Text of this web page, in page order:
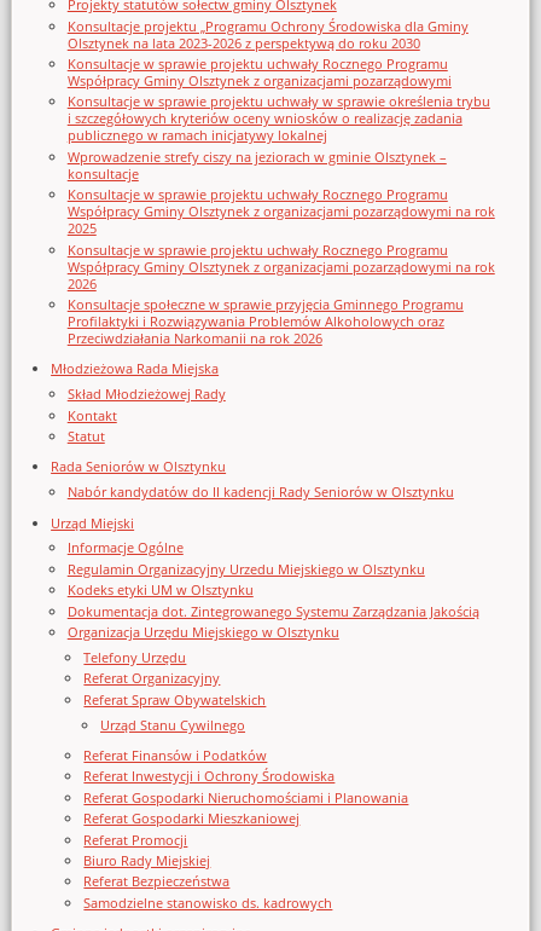
Projekty statutów sołectw gminy Olsztynek
Konsultacje projektu „Programu Ochrony Środowiska dla Gminy
Olsztynek na lata 2023-2026 z perspektywą do roku 2030
Konsultacje w sprawie projektu uchwały Rocznego Programu
Współpracy Gminy Olsztynek z organizacjami pozarządowymi
Konsultacje w sprawie projektu uchwały w sprawie określenia trybu
i szczegółowych kryteriów oceny wniosków o realizację zadania
publicznego w ramach inicjatywy lokalnej
Wprowadzenie strefy ciszy na jeziorach w gminie Olsztynek –
konsultacje
Konsultacje w sprawie projektu uchwały Rocznego Programu
Współpracy Gminy Olsztynek z organizacjami pozarządowymi na rok
2025
Konsultacje w sprawie projektu uchwały Rocznego Programu
Współpracy Gminy Olsztynek z organizacjami pozarządowymi na rok
2026
Konsultacje społeczne w sprawie przyjęcia Gminnego Programu
Profilaktyki i Rozwiązywania Problemów Alkoholowych oraz
Przeciwdziałania Narkomanii na rok 2026
Młodzieżowa Rada Miejska
Skład Młodzieżowej Rady
Kontakt
Statut
Rada Seniorów w Olsztynku
Nabór kandydatów do II kadencji Rady Seniorów w Olsztynku
Urząd Miejski
Informacje Ogólne
Regulamin Organizacyjny Urzedu Miejskiego w Olsztynku
Kodeks etyki UM w Olsztynku
Dokumentacja dot. Zintegrowanego Systemu Zarządzania Jakością
Organizacja Urzędu Miejskiego w Olsztynku
Telefony Urzędu
Referat Organizacyjny
Referat Spraw Obywatelskich
Urząd Stanu Cywilnego
Referat Finansów i Podatków
Referat Inwestycji i Ochrony Środowiska
Referat Gospodarki Nieruchomościami i Planowania
Referat Gospodarki Mieszkaniowej
Referat Promocji
Biuro Rady Miejskiej
Referat Bezpieczeństwa
Samodzielne stanowisko ds. kadrowych